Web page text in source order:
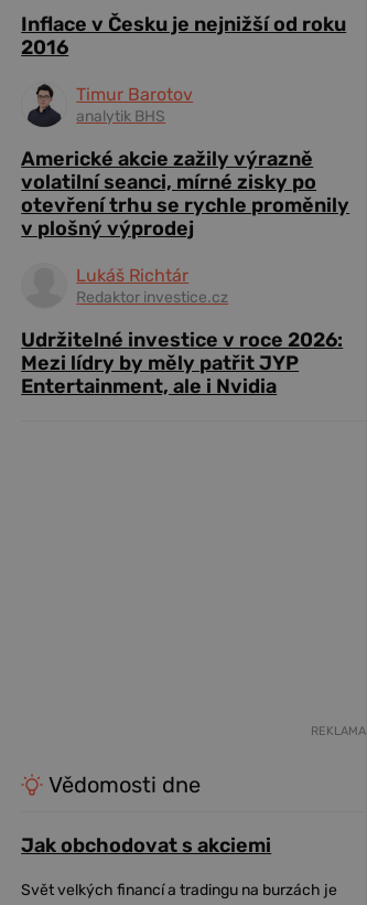
Inflace v Česku je nejnižší od roku
2016
Timur Barotov
analytik BHS
Americké akcie zažily výrazně
volatilní seanci, mírné zisky po
otevření trhu se rychle proměnily
v plošný výprodej
Lukáš Richtár
Redaktor investice.cz
Udržitelné investice v roce 2026:
Mezi lídry by měly patřit JYP
Entertainment, ale i Nvidia
REKLAMA
Vědomosti dne
Jak obchodovat s akciemi
Svět velkých financí a tradingu na burzách je